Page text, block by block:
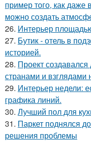
пример того, как даже
можно создать
26. Интерьер
27. Бутик - отель в
историей.
28. Проект
странами и взглядами
29. Интерьер недели:
графика линий.
30. Лучший пол для
31. Паркет поднялся
решения проблемы